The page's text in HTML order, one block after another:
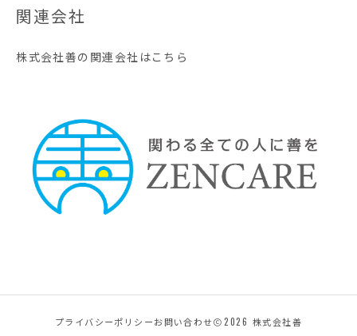
関連会社
株式会社善の関連会社はこちら
プライバシーポリシーお問い合わせ 2026 株式会社善